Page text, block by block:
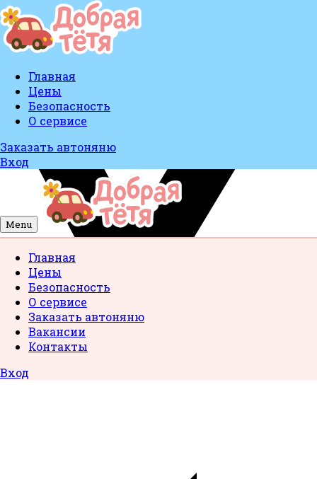
Главная
Цены
Безопасность
О сервисе
Заказать автоняню
Вход
Menu
Главная
Цены
Безопасность
О сервисе
Заказать автоняню
Вакансии
Контакты
Вход